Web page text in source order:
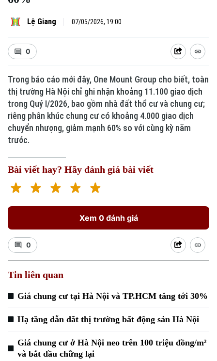
Xu hướng
Lệ Giang 07/05/2026, 19:00
0
Trong báo cáo mới đây, One Mount Group cho biết, toàn
thị trường Hà Nội chỉ ghi nhận khoảng 11.100 giao dịch
trong Quý I/2026, bao gồm nhà đất thổ cư và chung cư;
riêng phân khúc chung cư có khoảng 4.000 giao dịch
chuyển nhượng, giảm mạnh 60% so với cùng kỳ năm
trước.
Bài viết hay? Hãy đánh giá bài viết
Xem 0 đánh giá
0
Tin liên quan
Giá chung cư tại Hà Nội và TP.HCM tăng tới 30%
Hạ tầng dẫn dắt thị trường bất động sản Hà Nội
Giá chung cư ở Hà Nội neo trên 100 triệu đồng/m²
và bắt đầu chững lại